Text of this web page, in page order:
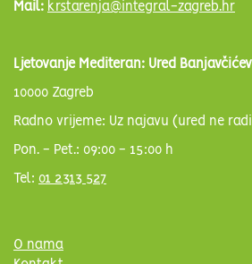
Mail: krstarenja@integral-zagreb.hr
Ljetovanje Mediteran: Ured
10000 Zagreb
Radno vrijeme: Uz najavu (ured ne
Pon. - Pet.: 09:00 - 15:00 h
Tel: 01 2313 527
O nama